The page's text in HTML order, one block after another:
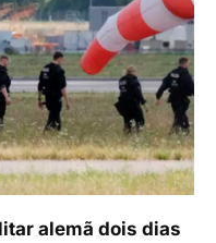
alemã dois dias